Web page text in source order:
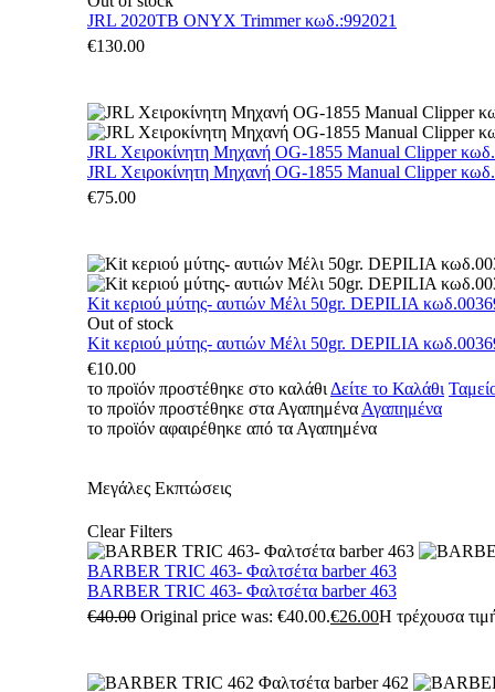
JRL 2020TB ONYX Trimmer κωδ.:992021
€130.00
JRL Χειροκίνητη Μηχανή OG-1855 Manual Clipper
JRL Χειροκίνητη Μηχανή OG-1855 Manual Clipper
€75.00
Kit κεριού μύτης- αυτιών Μέλι 50gr. DEPILIA
Out of stock
Kit κεριού μύτης- αυτιών Μέλι 50gr. DEPILIA
€10.00
το προϊόν προστέθηκε στο καλάθι Δείτε το Καλάθι
το προϊόν προστέθηκε στα Αγαπημένα Αγαπημένα
το προϊόν αφαιρέθηκε από τα Αγαπημένα
Μεγάλες Εκπτώσεις
Clear Filters
BARBER TRIC 463- Φαλτσέτα barber 463
BARBER TRIC 463- Φαλτσέτα barber 463
€40.00 Original price was: €40.00.€26.00Η τρέχουσα